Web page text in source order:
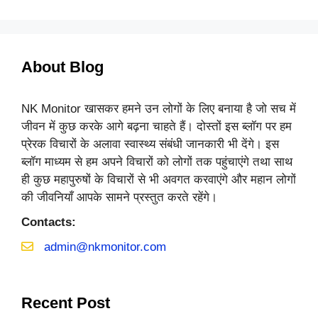
About Blog
NK Monitor खासकर हमने उन लोगों के लिए बनाया है जो सच में
जीवन में कुछ करके आगे बढ़ना चाहते हैं। दोस्तों इस ब्लॉग पर हम
प्रेरक विचारों के अलावा स्वास्थ्य संबंधी जानकारी भी देंगे। इस
ब्लॉग माध्यम से हम अपने विचारों को लोगों तक पहुंचाएंगे तथा साथ
ही कुछ महापुरुषों के विचारों से भी अवगत करवाएंगे और महान लोगों
की जीवनियाँ आपके सामने प्रस्तुत करते रहेंगे।
Contacts:
admin@nkmonitor.com
Recent Post